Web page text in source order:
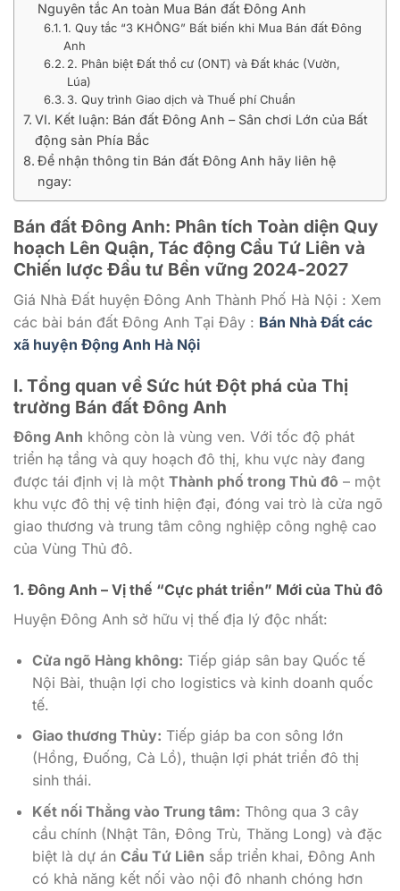
Nguyên tắc An toàn Mua Bán đất Đông Anh
1. Quy tắc “3 KHÔNG” Bất biến khi Mua Bán đất Đông
Anh
2. Phân biệt Đất thổ cư (ONT) và Đất khác (Vườn,
Lúa)
3. Quy trình Giao dịch và Thuế phí Chuẩn
VI. Kết luận: Bán đất Đông Anh – Sân chơi Lớn của Bất
động sản Phía Bắc
Để nhận thông tin Bán đất Đông Anh hãy liên hệ
ngay:
Bán đất Đông Anh: Phân tích Toàn diện Quy
hoạch Lên Quận, Tác động Cầu Tứ Liên và
Chiến lược Đầu tư Bền vững 2024-2027
Giá Nhà Đất huyện Đông Anh Thành Phố Hà Nội : Xem
các bài bán đất Đông Anh Tại Đây : Bán Nhà Đất các
xã huyện Động Anh Hà Nội
I. Tổng quan về Sức hút Đột phá của Thị
trường Bán đất Đông Anh
Đông Anh không còn là vùng ven. Với tốc độ phát
triển hạ tầng và quy hoạch đô thị, khu vực này đang
được tái định vị là một Thành phố trong Thủ đô – một
khu vực đô thị vệ tinh hiện đại, đóng vai trò là cửa ngõ
giao thương và trung tâm công nghiệp công nghệ cao
của Vùng Thủ đô.
1. Đông Anh – Vị thế “Cực phát triển” Mới của Thủ đô
Huyện Đông Anh sở hữu vị thế địa lý độc nhất:
Cửa ngõ Hàng không: Tiếp giáp sân bay Quốc tế
Nội Bài, thuận lợi cho logistics và kinh doanh quốc
tế.
Giao thương Thủy: Tiếp giáp ba con sông lớn
(Hồng, Đuống, Cà Lồ), thuận lợi phát triển đô thị
sinh thái.
Kết nối Thẳng vào Trung tâm: Thông qua 3 cây
cầu chính (Nhật Tân, Đông Trù, Thăng Long) và đặc
biệt là dự án Cầu Tứ Liên sắp triển khai, Đông Anh
có khả năng kết nối vào nội đô nhanh chóng hơn